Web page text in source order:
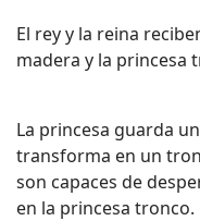
El rey y la reina
madera y la princesa
La princesa guarda
transforma en un
son capaces de
en la princesa tronco.